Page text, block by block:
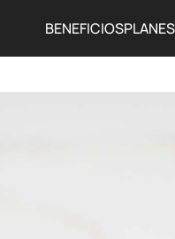
BENEFICIOSPLANES